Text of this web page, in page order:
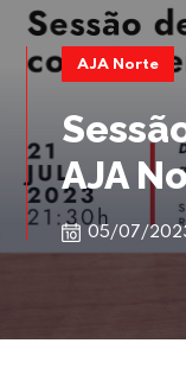
AJA Norte
AJA
05/07/